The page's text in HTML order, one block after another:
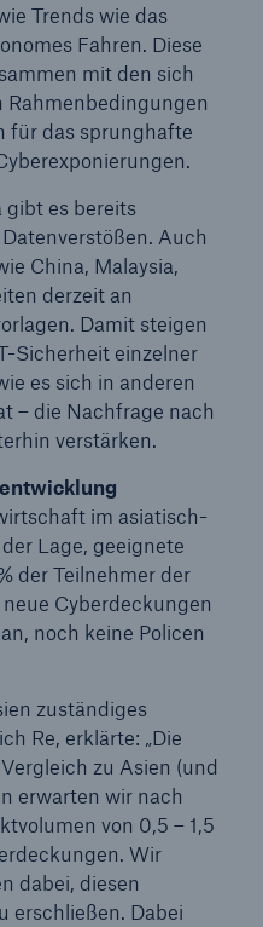
Trends wie das
Fahren. Diese
mit den sich
für das sprunghafte
gibt es bereits
Auch
China, Malaysia,
derzeit an
Damit steigen
Sicherheit einzelner
es sich in anderen
– die Nachfrage nach
verstärken.
im asiatisch-
Lage, geeignete
der Teilnehmer der
Cyberdeckungen
noch keine Policen
zuständiges
Re, erklärte: „Die
zu Asien (und
erwarten wir nach
von 0,5 – 1,5
Wir
dabei, diesen
erschließen. Dabei
Anteil der nicht
Naturkatastrophen
leistungsfähigen